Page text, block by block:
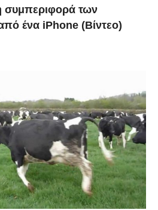
συμπεριφορά των
ένα iPhone (Βίντεο)